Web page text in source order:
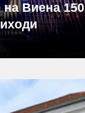
Виена 150